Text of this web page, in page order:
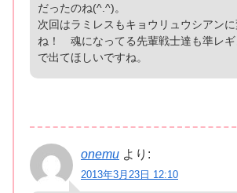
だったのね(^.^)。
次回はラミレスもキョウリュウシアン
ね！ 魂になってる先輩戦士達も準レギ
で出てほしいですね。
onemu より:
2013年3月23日 12:10